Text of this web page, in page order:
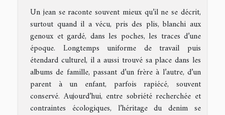
Un jean se raconte souvent mieux qu’il ne se décrit,
surtout quand il a vécu, pris des plis, blanchi aux
genoux et gardé, dans les poches, les traces d’une
époque. Longtemps uniforme de travail puis
étendard culturel, il a aussi trouvé sa place dans les
albums de famille, passant d’un frère à l’autre, d’un
parent à un enfant, parfois rapiécé, souvent
conservé. Aujourd’hui, entre sobriété recherchée et
contraintes écologiques, l’héritage du denim se